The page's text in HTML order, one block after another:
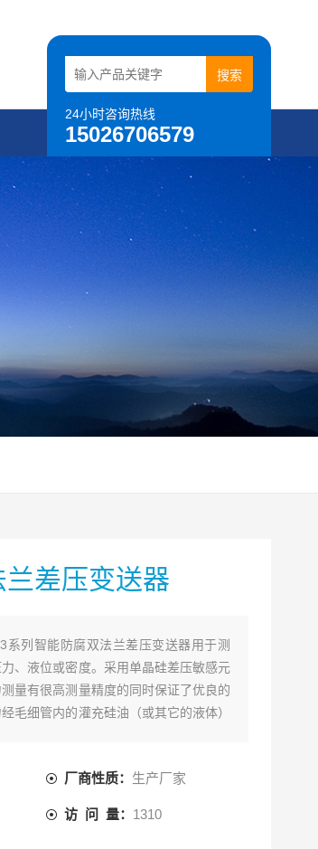
24小时咨询热线
15026706579
差压变送器
系列智能防腐双法兰差压变送器用于测
、液位或密度。采用单晶硅差压敏感元
量有很高测量精度的同时保证了优良的
毛细管内的灌充硅油（或其它的液体）
厂商性质： 生产厂家
访 问 量： 1310